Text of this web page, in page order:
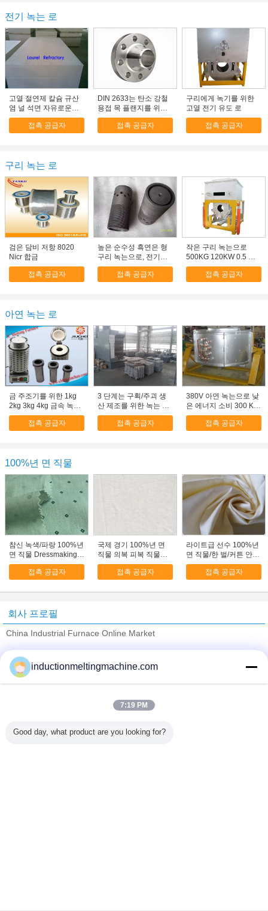
전기 녹는 로
고열 절연제 칼슘 규산
염 널 석면 자유로운
350 - 450 kg/m3
접촉 공급자
DIN 2633는 탄소 강철
용접 목 플랜지를 위조
했습니다
접촉 공급자
구리에게 녹기를 위한
고열 전기 유도 로
접촉 공급자
구리 녹는 로
검은 담비 저항 8020
Nicr 합금
접촉 공급자
높은 순수성 흑연은 형
구리 녹는으로, 전기로
부속을 위한 죽습니다
접촉 공급자
작은 구리 녹는으로
500KG 120KW 0.5 주
요 주파수
접촉 공급자
아연 녹는 로
금 주조기를 위한 1kg
2kg 3kg 4kg 금속 녹는
로
접촉 공급자
3 단계는 구획/주괴 생
산 제조를 위한 녹는 로
를 아연으로 입힙니다
접촉 공급자
380V 아연 녹는으로 낮
은 에너지 소비 300 KG
GYT300
접촉 공급자
100%년 면 직물
참신 녹색/파랑 100%년
면 직물 Dressmaking
직물
접촉 공급자
국제 경기 100%년 면
직물 의복 피복 직물
20*20
접촉 공급자
라이트급 선수 100%년
면 직물/한 벌/커튼 안대
기 직물은 가지고 놀
접촉 공급자
회사 프로필
China Industrial Furnace Online Market
Trust Seal
Verified Suplier
모든 제품
inductionmeltingmachine.com
7:19 PM
Good day, what product are you looking for?